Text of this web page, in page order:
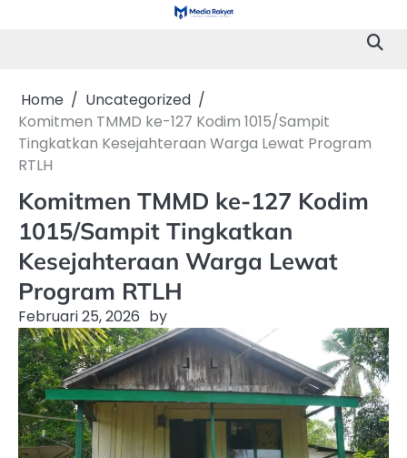
Home
Uncategorized
Komitmen TMMD ke-127 Kodim 1015/Sampit
Tingkatkan Kesejahteraan Warga Lewat Program
RTLH
Komitmen TMMD ke-127 Kodim
1015/Sampit Tingkatkan
Kesejahteraan Warga Lewat
Program RTLH
Februari 25, 2026 by